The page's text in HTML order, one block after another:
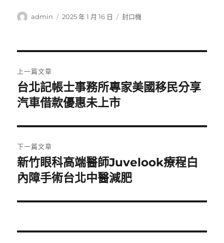
作
admin
發
2025 年 1 月 16 日
分
封口機
章
導
覽
上一篇文章
上
一
文
章:
台北記帳士事務所專家美國移民分享
汽車借款優惠未上市
下一篇文章
下
一
文
新竹眼科高端醫師Juvelook療程白
內障手術台北中醫減肥